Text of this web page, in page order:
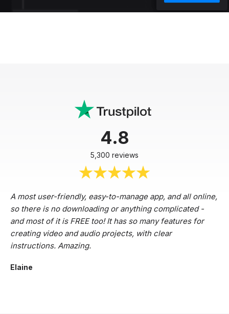
4.8
5,300 reviews
A most user-friendly, easy-to-manage app, and all online,
so there is no downloading or anything complicated -
and most of it is FREE too! It has so many features for
creating video and audio projects, with clear
instructions. Amazing.
Elaine